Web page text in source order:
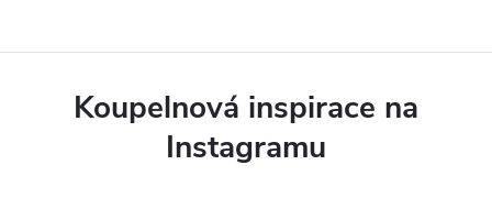
Koupelnová inspirace na
Instagramu